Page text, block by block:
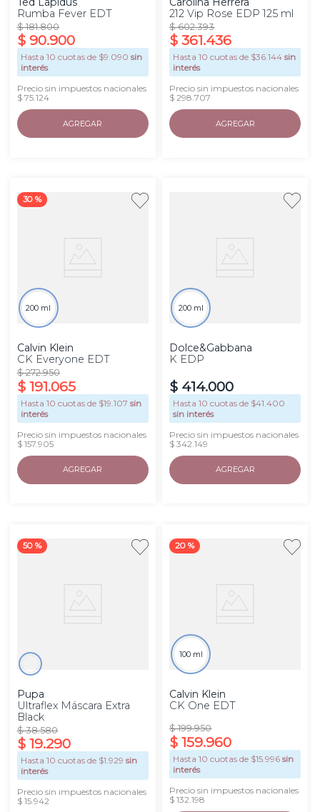
Rumba Fever EDT
$ 181.800
$ 90.900
Hasta 10 cuotas de $9.090 sin
interés
Precio sin impuestos nacionales
$ 75.124
AGREGAR
212 Vip Rose EDP 125 ml
$ 602.393
$ 361.436
Hasta10 cuotas de $36.144 sin
interés
Precio sin impuestos nacionales
$ 298.707
AGREGAR
30 %
200 ml
Calvin Klein
CK Everyone EDT
$ 272.950
$ 191.065
Hasta 10 cuotas de $19.107 sin
interés
Precio sin impuestos nacionales
$ 157.905
AGREGAR
200 ml
Dolce&Gabbana
K EDP
$ 414.000
Hasta10 cuotas de $41.400
sin interés
Precio sin impuestos nacionales
$ 342.149
AGREGAR
50 %
Pupa
Ultraflex Máscara Extra
Black
$ 38.580
$ 19.290
Hasta 10 cuotas de $1.929 sin
interés
Precio sin impuestos nacionales
$ 15.942
20 %
100 ml
Calvin Klein
CK One EDT
$ 199.950
$ 159.960
Hasta10 cuotas de $15.996 sin
interés
Precio sin impuestos nacionales
$ 132.198